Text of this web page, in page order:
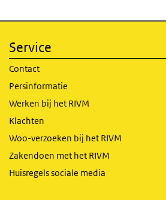
Service
Contact
Persinformatie
Werken bij het RIVM
Klachten
Woo-verzoeken bij het RIVM
Zakendoen met het RIVM
Huisregels sociale media